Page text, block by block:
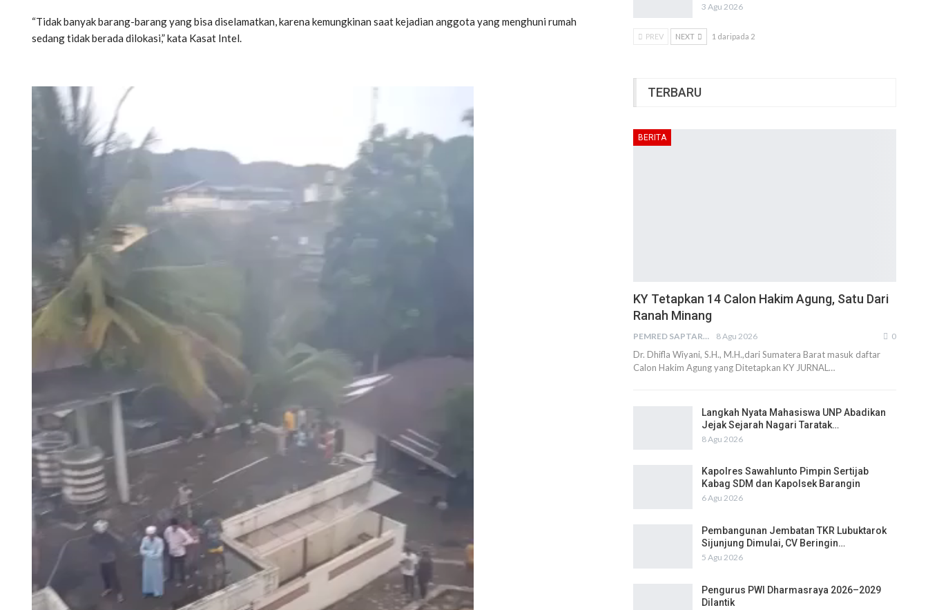
“Tidak banyak barang-barang yang bisa diselamatkan, karena kemungkinan saat kejadian anggota yang menghuni rumah
sedang tidak berada dilokasi,” kata Kasat Intel.
Pemutar
3 Agu 2026
PREV NEXT 1 daripada 2
TERBARU
BERITA
KY Tetapkan 14 Calon Hakim Agung, Satu Dari
Ranah Minang
PEMRED SAPTARIUS 8 Agu 2026 0
Dr. Dhifla Wiyani, S.H., M.H.,dari Sumatera Barat masuk daftar
Calon Hakim Agung yang Ditetapkan KY JURNAL…
Langkah Nyata Mahasiswa UNP Abadikan
Jejak Sejarah Nagari Taratak…
8 Agu 2026
Kapolres Sawahlunto Pimpin Sertijab
Kabag SDM dan Kapolsek Barangin
6 Agu 2026
Pembangunan Jembatan TKR Lubuktarok
Sijunjung Dimulai, CV Beringin…
5 Agu 2026
Pengurus PWI Dharmasraya 2026–2029
Dilantik